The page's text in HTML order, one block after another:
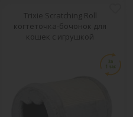
Trixie Scratching Roll
когтеточка-бочонок для
кошек с игрушкой